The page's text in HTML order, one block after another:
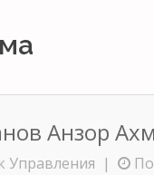
Анзор
Управления |